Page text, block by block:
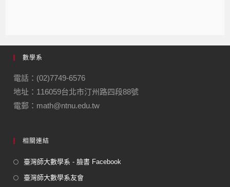
數學系
電話：(02)7749-6576
地址：116059台北市汀州路四段88號
電郵：math@ntnu.edu.tw
相關連結
臺灣師大數學系 - 臉書 Facebook
臺灣師大數學系友會